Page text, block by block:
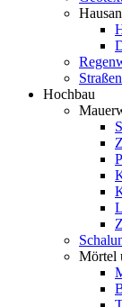
Hochbau
Mörtel